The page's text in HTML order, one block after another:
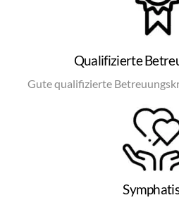
Qualifizierte
Gute qualifizierte